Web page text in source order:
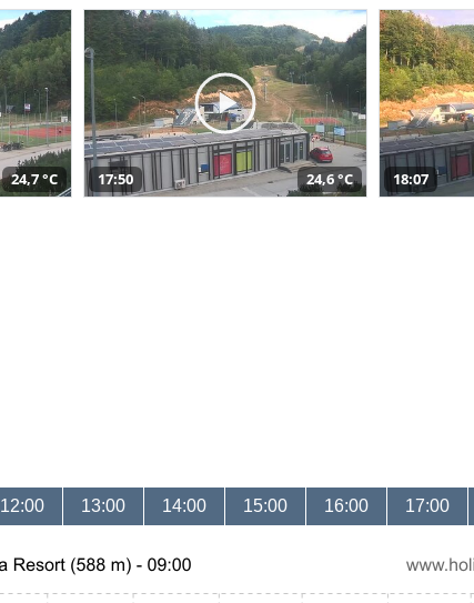
24,7 °C 17:50 24,6 °C 18:07
12:00 13:00 14:00 15:00 16:00 17:00